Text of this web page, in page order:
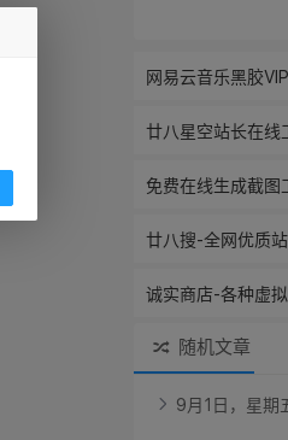
网易云音乐黑胶
廿八星空站长在线
免费在线生成截图
廿八搜-全网优质
诚实商店-各种虚
随机文章
9月 1 日 ， 星期